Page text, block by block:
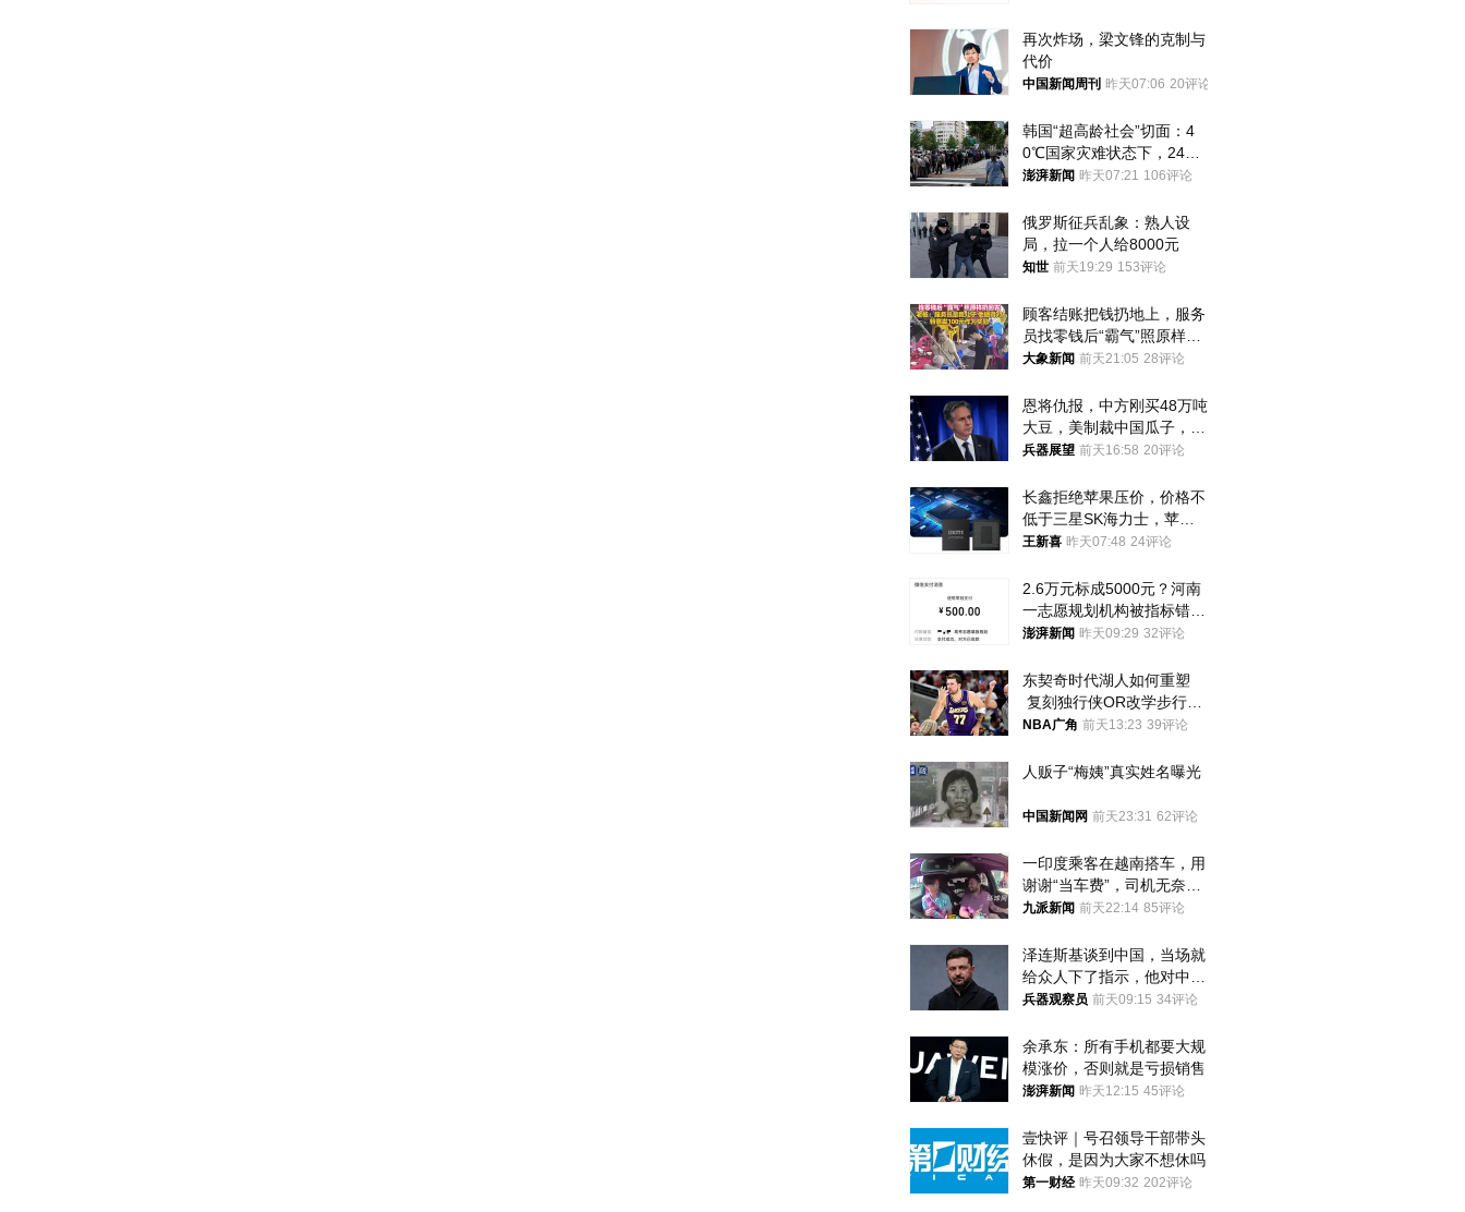
再次炸场，梁文锋的克制与
代价
中国新闻周刊 昨天07:06 20评论
韩国“超高龄社会”切面：4
0℃国家灾难状态下，2400
名首尔老人还在巷子里收废
澎湃新闻 昨天07:21 106评论
俄罗斯征兵乱象：熟人设
局，拉一个人给8000元
知世 前天19:29 153评论
顾客结账把钱扔地上，服务
员找零钱后“霸气”照原样扔
回去
大象新闻 前天21:05 28评论
恩将仇报，中方刚买48万吨
大豆，美制裁中国瓜子，布
林肯措辞变了
兵器展望 前天16:58 20评论
长鑫拒绝苹果压价，价格不
低于三星SK海力士，苹果
失去了议价权
王新喜 昨天07:48 24评论
2.6万元标成5000元？河南
一志愿规划机构被指标错学
费致考生复读
澎湃新闻 昨天09:29 32评论
东契奇时代湖人如何重塑
复刻独行侠OR改学步行
者？
NBA广角 前天13:23 39评论
人贩子“梅姨”真实姓名曝光
中国新闻网 前天23:31 62评论
一印度乘客在越南搭车，用
谢谢“当车费”，司机无奈发
笑；印度网友：不代表印度
九派新闻 前天22:14 85评论
泽连斯基谈到中国，当场就
给众人下了指示，他对中国
和中乌关系，显然又有了新
兵器观察员 前天09:15 34评论
余承东：所有手机都要大规
模涨价，否则就是亏损销售
澎湃新闻 昨天12:15 45评论
壹快评｜号召领导干部带头
休假，是因为大家不想休吗
第一财经 昨天09:32 202评论